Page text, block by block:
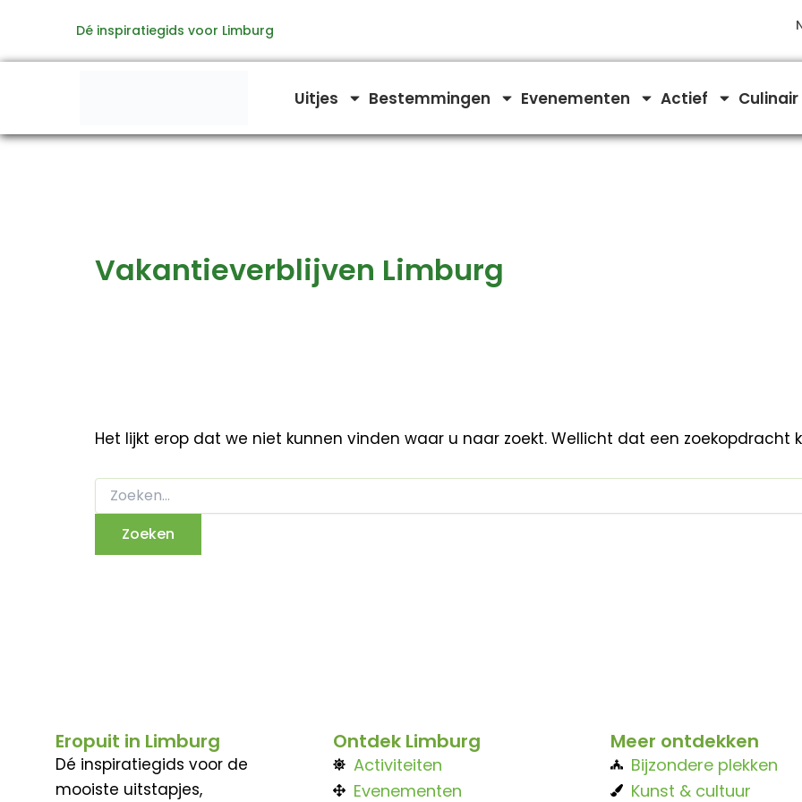
de
Dé inspiratiegids voor Limburg
Uitjes Bestemmingen Evenementen Actief Culinair
Vakantieverblijven Limburg
Het lijkt erop dat we niet kunnen vinden waar u naar zoekt. Wellicht dat een zoekopdracht
naar:
Eropuit in Limburg
Dé inspiratiegids voor de
mooiste uitstapjes,
Ontdek Limburg
Activiteiten
Evenementen
Meer ontdekken
Bijzondere plekken
Kunst & cultuur